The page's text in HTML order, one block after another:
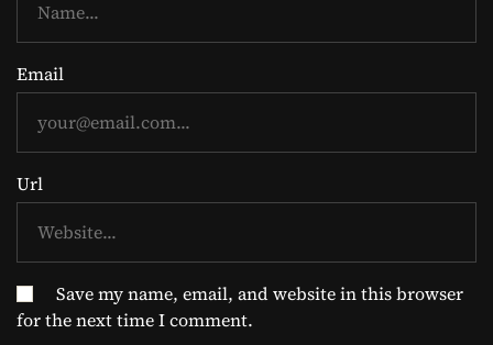
Email
Url
Save my name, email, and website in this browser
for the next time I comment.